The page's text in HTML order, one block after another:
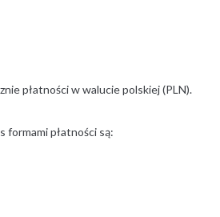
płatności w walucie polskiej (PLN).
formami płatności są: